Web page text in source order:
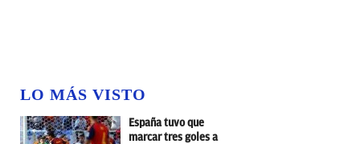
LO MÁS VISTO
España tuvo que
marcar tres goles a